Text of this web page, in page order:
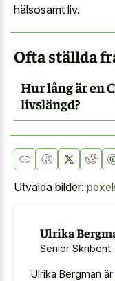
hälsosamt liv.
Ofta ställda
Hur lång är en
livslängd?
Utvalda bilder:
Ulrika
Senior Skribent
Ulrika Bergman